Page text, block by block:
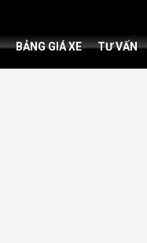
BẢNG GIÁ XE TƯ VẤN